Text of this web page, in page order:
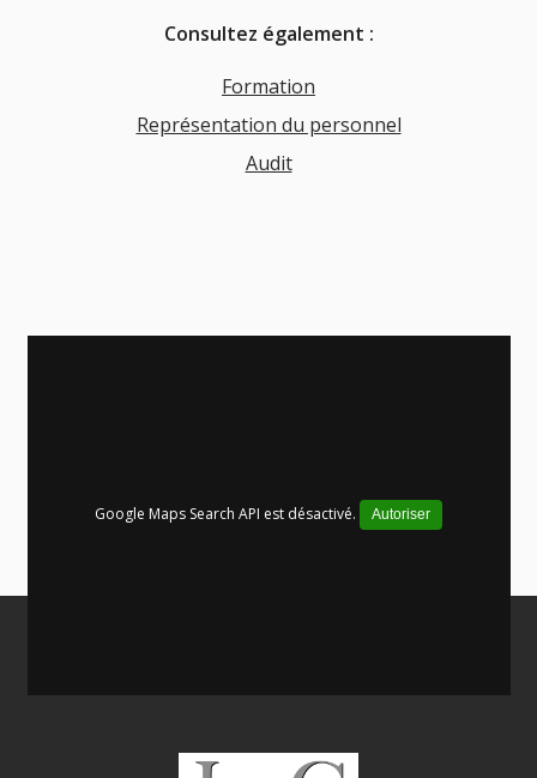
Consultez également :
Formation
Représentation du personnel
Audit
Google Maps Search API est désactivé. Autoriser